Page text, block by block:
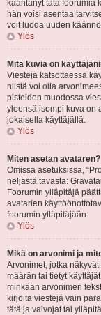
kääntänyt tätä foorumia
hän voisi asentaa
voit luoda uuden
Ylös
Mitä kuvia on
Viestejä katsottaessa
niistä voi olla
pisteiden muodossa
yleensä isompi kuva on
jokaisella käyttäjällä.
Ylös
Miten asetan avataren?
Omissa asetuksissa,
neljästä tavasta:
Foorumin ylläpitäjä
avatarien
foorumin ylläpitäjään.
Ylös
Mikä on arvonimi ja
Arvonimet, jotka
määrän tai tietyt
minkään arvonimen
kirjoita viestejä vain
tätä ja valvojat tai